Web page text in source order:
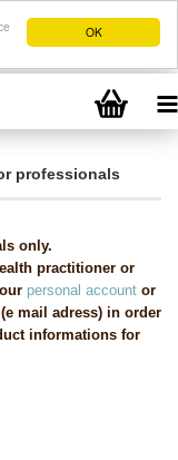
OK
professionals
only.
practitioner or
personal account or
mail adress) in order
informations for